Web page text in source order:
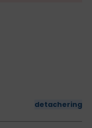
detachering